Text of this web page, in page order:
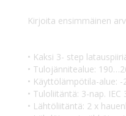
Kirjoita ensimmäinen
• Kaksi 3- step
• Tulojännitealue:
• Käyttölämpötila-alue: -
• Tuloliitäntä: 3-nap. IEC
• Lähtöliitäntä: 2 x